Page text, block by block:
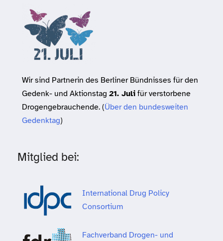
Wir sind Partnerin des Berliner Bündnisses für den
Gedenk- und Aktionstag 21. Julifür verstorbene
Drogengebrauchende. (Über den bundesweiten
Gedenktag)
Mitglied bei:
International Drug Policy
Consortium
Fachverband Drogen- und